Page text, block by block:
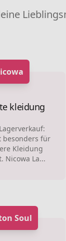
kleidung
besonders für
Kleidung
Nicowa La...
Soul